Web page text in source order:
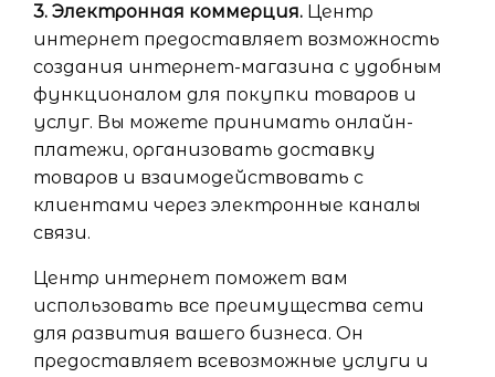
3. Электронная коммерция. Центр
интернет предоставляет возможность
создания интернет-магазина с удобным
функционалом для покупки товаров и
услуг. Вы можете принимать онлайн-
платежи, организовать доставку
товаров и взаимодействовать с
клиентами через электронные каналы
связи.
Центр интернет поможет вам
использовать все преимущества сети
для развития вашего бизнеса. Он
предоставляет всевозможные услуги и